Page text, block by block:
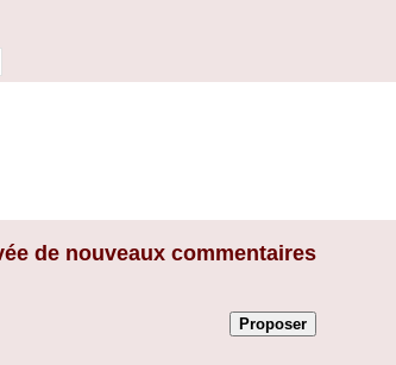
de nouveaux commentaires